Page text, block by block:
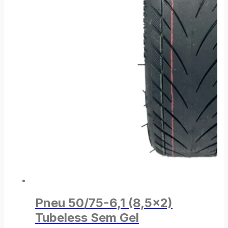
Pneu 50/75-6,1 (8,5×2)
Tubeless Sem Gel